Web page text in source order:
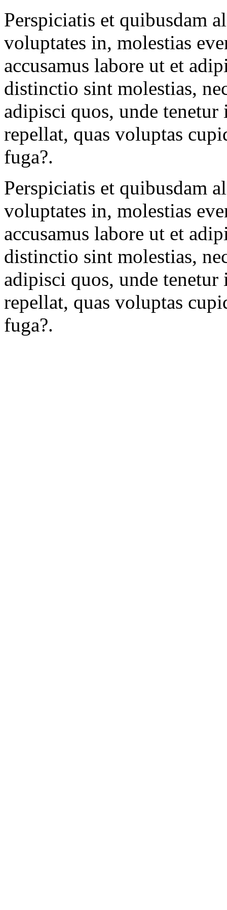
Perspiciatis et quibusdam
voluptates in, molestias
accusamus labore ut et
distinctio sint molestias,
adipisci quos, unde
repellat, quas voluptas
fuga?.
Perspiciatis et quibusdam
voluptates in, molestias
accusamus labore ut et
distinctio sint molestias,
adipisci quos, unde
repellat, quas voluptas
fuga?.